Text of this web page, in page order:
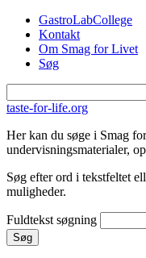
Gå til hovedindhold
GastroLabCollege
Kontakt
Om Smag for Livet
Søg
taste-for-life.org
Her kan du søge i Smag
undervisningsmaterialer,
Søg efter ord i tekstfeltet
muligheder.
Fuldtekst søgning